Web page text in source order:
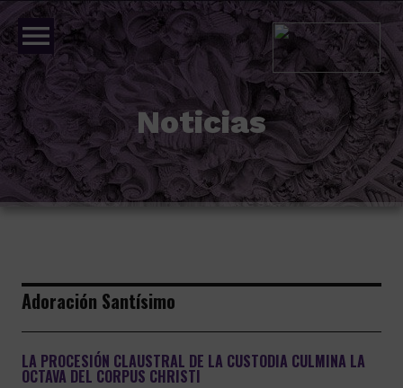
menu
Noticias
Adoración Santísimo
LA PROCESIÓN CLAUSTRAL DE LA CUSTODIA CULMINA LA
OCTAVA DEL CORPUS CHRISTI